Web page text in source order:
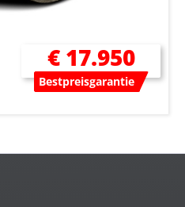
€ 17.950
Bestpreisgarantie